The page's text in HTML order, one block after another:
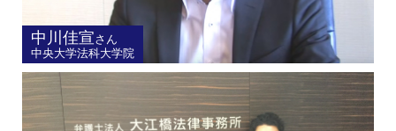
中川佳宣さん
中央大学法科大学院